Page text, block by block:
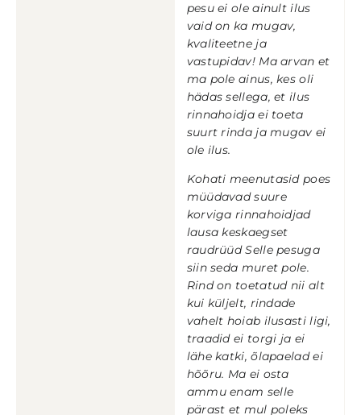
pesu ei ole ainult ilus
vaid on ka mugav,
kvaliteetne ja
vastupidav! Ma arvan et
ma pole ainus, kes oli
hädas sellega, et ilus
rinnahoidja ei toeta
suurt rinda ja mugav ei
ole ilus.
Kohati meenutasid poes
müüdavad suure
korviga rinnahoidjad
lausa keskaegset
raudrüüd Selle pesuga
siin seda muret pole.
Rind on toetatud nii alt
kui küljelt, rindade
vahelt hoiab ilusasti ligi,
traadid ei torgi ja ei
lähe katki, õlapaelad ei
hõõru. Ma ei osta
ammu enam selle
pärast et mul poleks